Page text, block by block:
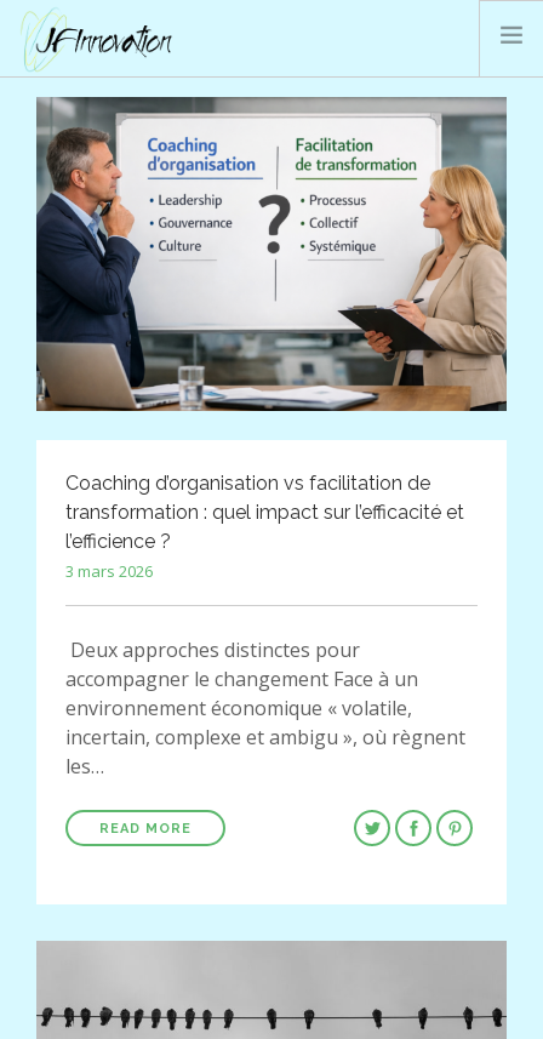
PRESTATIONS JFI
QUI SOMMES-NOUS ?
BLOG
CONTACT
SEARCH SITE
Coaching d’organisation vs facilitation de
transformation : quel impact sur l’efficacité et
l’efficience ?
3 mars 2026
Deux approches distinctes pour
accompagner le changement Face à un
environnement économique « volatile,
incertain, complexe et ambigu », où règnent
les…
READ MORE